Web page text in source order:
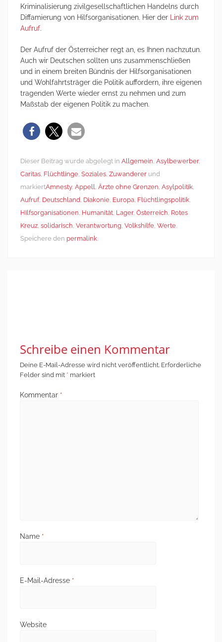
Kriminalisierung zivilgesellschaftlichen Handelns durch
Diffamierung von Hilfsorganisationen. Hier der
Link zum
Aufruf.
Der Aufruf der Österreicher regt an, es Ihnen nachzutun.
Auch wir Deutschen sollten uns zusammenschließen
und in einem breiten Bündnis der Hilfsorganisationen
und Wohlfahrtsträger die Politik auffordern, ihre eigenen
tragenden Werte wieder ernst zu nehmen und zum
Maßstab der eigenen Politik zu machen.
Dieser Beitrag wurde abgelegt in Allgemein Asylbewerber,
Caritas Flüchtlinge Soziales Zuwanderer und
markiertAmnesty, Appell Ärzte ohne Grenzen Asylpolitik
Aufruf, Deutschland Diakonie Europa Flüchtlingspolitik
Hilfsorganisationen Humanität Lager, Österreich Rotes
Kreuz solidarisch Verantwortung Volkshilfe Werte
Speichere den permalink
Schreibe einen Kommentar
Deine E-Mail-Adresse wird nicht veröffentlicht. Erforderliche
Felder sind mit * markiert
Kommentar *
Name *
E-Mail-Adresse *
Website